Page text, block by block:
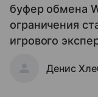
буфер обмена
ограничения
игрового
Денис